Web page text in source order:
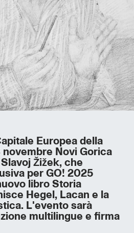
Europea della
Novi Gorica
Žižek, che
per GO! 2025
libro Storia
Hegel, Lacan e la
L'evento sarà
multilingue e firma